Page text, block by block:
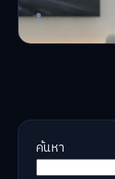
Master
ค้นหา